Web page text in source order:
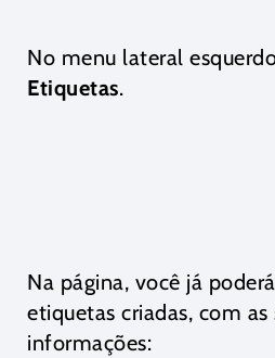
No menu lateral
Etiquetas.
Na página, você já
etiquetas criadas, com as
informações: